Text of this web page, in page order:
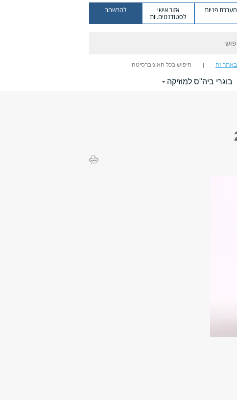
מערכת פניות אזור אישי
לסטודנטים.יות
להרשמה
זה חיפוש בכל האוניברסיטה
בוגרי ביה"ס למוזיקה